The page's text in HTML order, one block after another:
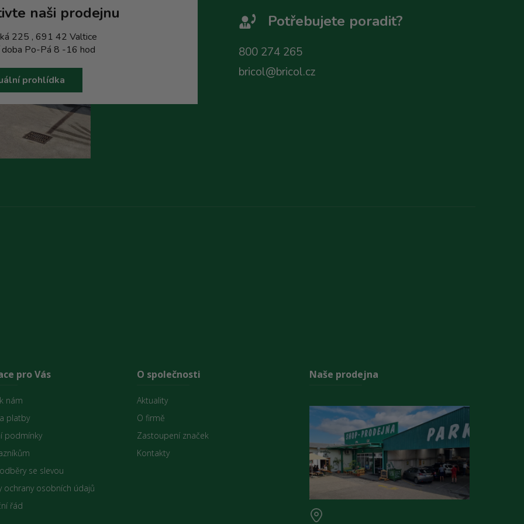
naši prodejnu
225 , 691 42 Valtice
doba Po-Pá 8 -16 hod
prohlídka
Potřebujete poradit?
800 274 265
bricol@bricol.cz
pro Vás
nám
platby
podmínky
se slevou
ochrany osobních údajů
řád
O společnosti
Aktuality
O firmě
Zastoupení značek
Kontakty
Naše prodejna